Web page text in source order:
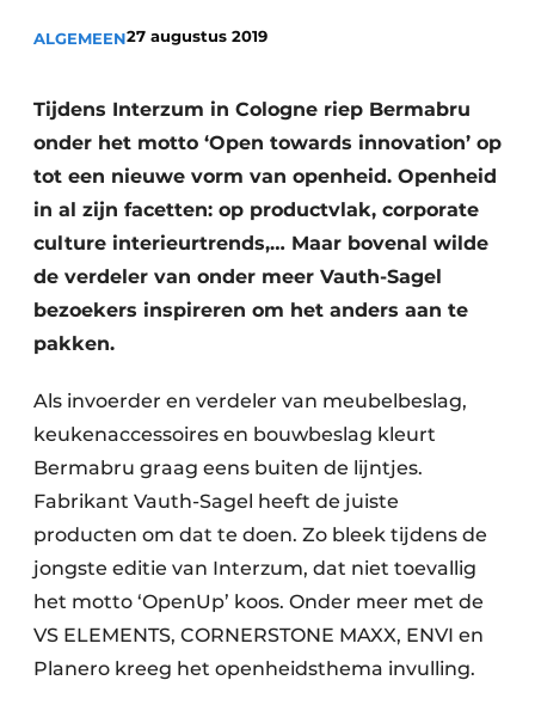
Vacature aanmelden
ALGEMEEN27 augustus 2019
Tijdens Interzum in Cologne riep Bermabru
onder het motto ‘Open towards innovation’ op
tot een nieuwe vorm van openheid. Openheid
in al zijn facetten: op productvlak, corporate
culture interieurtrends,… Maar bovenal wilde
de verdeler van onder meer Vauth-Sagel
bezoekers inspireren om het anders aan te
pakken.
Als invoerder en verdeler van meubelbeslag,
keukenaccessoires en bouwbeslag kleurt
Bermabru graag eens buiten de lijntjes.
Fabrikant Vauth-Sagel heeft de juiste
producten om dat te doen. Zo bleek tijdens de
jongste editie van Interzum, dat niet toevallig
het motto ‘OpenUp’ koos. Onder meer met de
VS ELEMENTS, CORNERSTONE MAXX, ENVI en
Planero kreeg het openheidsthema invulling.